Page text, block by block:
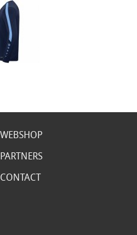
WEBSHOP
PARTNERS
CONTACT